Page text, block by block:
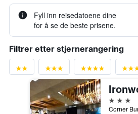
Fyll inn reisedatoene dine
for å se de beste prisene.
Filtrer etter stjernerangering
3 stjerner